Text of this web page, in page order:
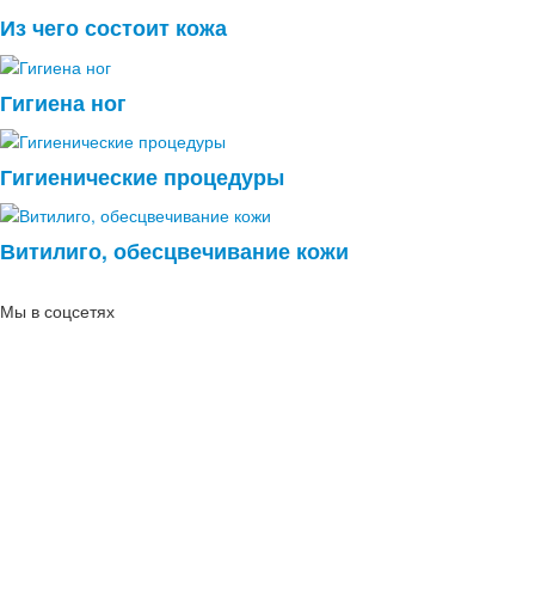
Из чего состоит кожа
Гигиена ног
Гигиенические процедуры
Витилиго, обесцвечивание кожи
Мы в соцсетях